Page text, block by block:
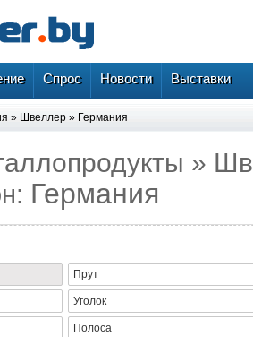
Спрос Новости Выставки
» Швеллер » Германия
»
Германия
Прут
Уголок
Полоса